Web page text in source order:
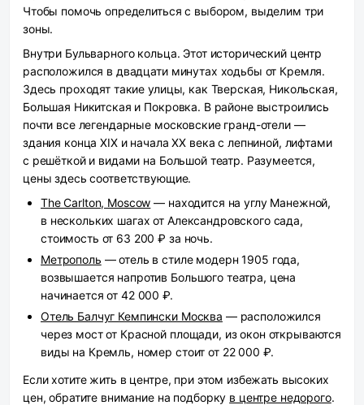
Чтобы помочь определиться с выбором, выделим три
зоны.
Внутри Бульварного кольца. Этот исторический центр
расположился в двадцати минутах ходьбы от Кремля.
Здесь проходят такие улицы, как Тверская, Никольская,
Большая Никитская и Покровка. В районе выстроились
почти все легендарные московские гранд-отели —
здания конца XIX и начала XX века с лепниной, лифтами
с решёткой и видами на Большой театр. Разумеется,
цены здесь соответствующие.
The Carlton, Moscow — находится на углу Манежной,
в нескольких шагах от Александровского сада,
стоимость от 63 200 ₽ за ночь.
Метрополь — отель в стиле модерн 1905 года,
возвышается напротив Большого театра, цена
начинается от 42 000 ₽.
Отель Балчуг Кемпински Москва — расположился
через мост от Красной площади, из окон открываются
виды на Кремль, номер стоит от 22 000 ₽.
Если хотите жить в центре, при этом избежать высоких
цен, обратите внимание на подборку в центре недорого.